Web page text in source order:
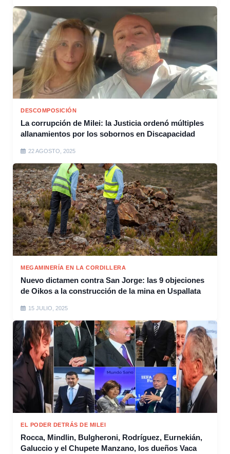
DESCOMPOSICIÓN
La corrupción de Milei: la Justicia ordenó múltiples
allanamientos por los sobornos en Discapacidad
22 AGOSTO, 2025
MEGAMINERÍA EN LA CORDILLERA
Nuevo dictamen contra San Jorge: las 9 objeciones
de Oikos a la construcción de la mina en Uspallata
15 JULIO, 2025
EL PODER DETRÁS DE MILEI
Rocca, Mindlin, Bulgheroni, Rodríguez, Eurnekián,
Galuccio y el Chupete Manzano, los dueños Vaca